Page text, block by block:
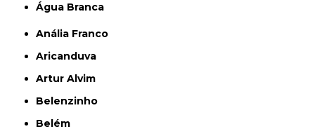
Água Branca
Anália Franco
Aricanduva
Artur Alvim
Belenzinho
Belém